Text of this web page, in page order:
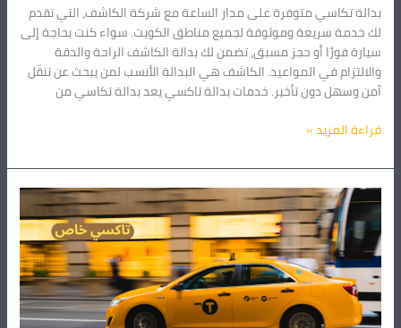
بدالة تكاسي متوفرة على مدار الساعة مع شركة الكاشف، التي تقدم
لك خدمة سريعة وموثوقة لجميع مناطق الكويت. سواء كنت بحاجة إلى
سيارة فورًا أو حجز مسبق، تضمن لك بدالة الكاشف الراحة والدقة
والالتزام في المواعيد. الكاشف هي البدالة الأنسب لمن يبحث عن تنقّل
آمن وسهل دون تأخير. خدمات بدالة تاكسي يعد بدالة تكاسي من
قراءة المزيد »
تاكسي
خاص
تحت
الطلب
24
ساعة
55226592